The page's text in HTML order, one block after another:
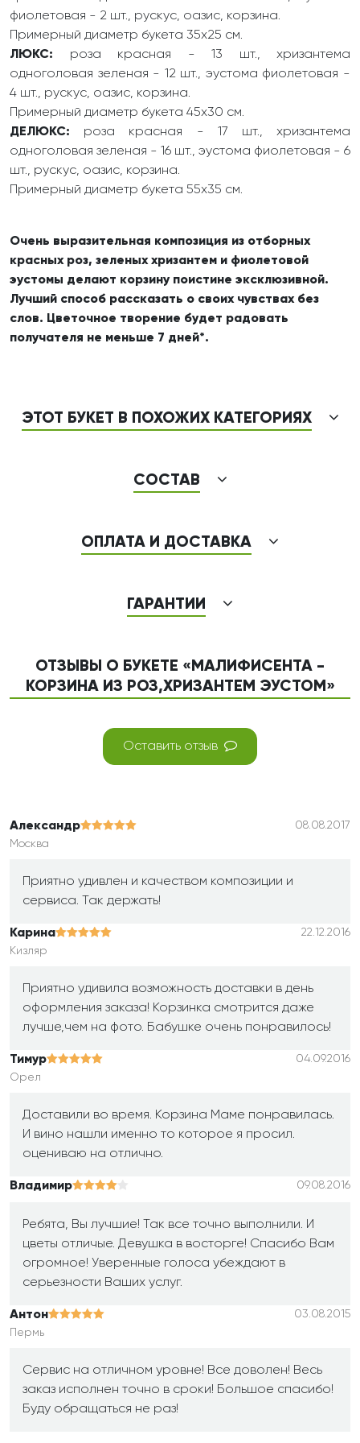
фиолетовая - 2 шт., рускус, оазис, корзина.
Примерный диаметр букета 35х25 см.
ЛЮКС: роза красная - 13 шт., хризантема
одноголовая зеленая - 12 шт., эустома фиолетовая -
4 шт., рускус, оазис, корзина.
Примерный диаметр букета 45х30 см.
ДЕЛЮКС: роза красная - 17 шт., хризантема
одноголовая зеленая - 16 шт., эустома фиолетовая - 6
шт., рускус, оазис, корзина.
Примерный диаметр букета 55х35 см.
Очень выразительная композиция из отборных
красных роз, зеленых хризантем и фиолетовой
эустомы делают корзину поистине эксклюзивной.
Лучший способ рассказать о своих чувствах без
слов. Цветочное творение будет радовать
получателя не меньше 7 дней*.
ЭТОТ БУКЕТ В ПОХОЖИХ КАТЕГОРИЯХ
СОСТАВ
ОПЛАТА И ДОСТАВКА
ГАРАНТИИ
ОТЗЫВЫ О БУКЕТЕ «МАЛИФИСЕНТА -
КОРЗИНА ИЗ РОЗ,ХРИЗАНТЕМ ЭУСТОМ»
Оставить отзыв
Александр
08.08.2017
Москва
Приятно удивлен и качеством композиции и
сервиса. Так держать!
Карина
22.12.2016
Кизляр
Приятно удивила возможность доставки в день
оформления заказа! Корзинка смотрится даже
лучше,чем на фото. Бабушке очень понравилось!
Тимур
04.09.2016
Орел
Доставили во время. Корзина Маме понравилась.
И вино нашли именно то которое я просил.
оцениваю на отлично.
Владимир 09.08.2016
Ребята, Вы лучшие! Так все точно выполнили. И
цветы отличые. Девушка в восторге! Спасибо Вам
огромное! Уверенные голоса убеждают в
серьезности Ваших услуг.
Антон
03.08.2015
Пермь
Сервис на отличном уровне! Все доволен! Весь
заказ исполнен точно в сроки! Большое спасибо!
Буду обращаться не раз!